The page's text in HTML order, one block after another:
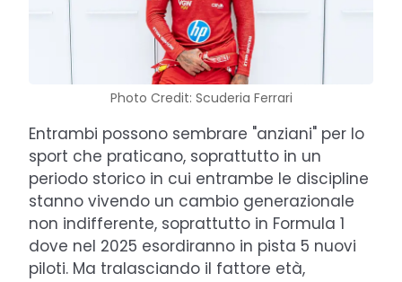
Photo Credit: Scuderia Ferrari
Entrambi possono sembrare "anziani" per lo
sport che praticano, soprattutto in un
periodo storico in cui entrambe le discipline
stanno vivendo un cambio generazionale
non indifferente, soprattutto in Formula 1
dove nel 2025 esordiranno in pista 5 nuovi
piloti. Ma tralasciando il fattore età,